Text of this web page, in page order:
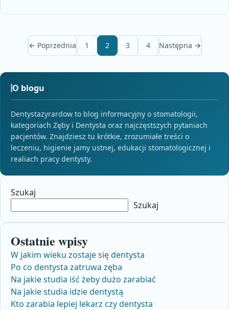
← Poprzednia 1 2 3 4 Następna →
O blogu
Dentystazyrardow to blog informacyjny o stomatologii,
kategoriach Zęby i Dentysta oraz najczęstszych pytaniach
pacjentów. Znajdziesz tu krótkie, zrozumiałe treści o
leczeniu, higienie jamy ustnej, edukacji stomatologicznej i
realiach pracy dentysty.
Szukaj
Szukaj
Ostatnie wpisy
W jakim wieku zostaje się dentysta
Po co dentysta zatruwa zęba
Na jakie studia iść żeby dużo zarabiać
Na jakie studia idzie dentystą
Kto zarabia lepiej lekarz czy dentysta